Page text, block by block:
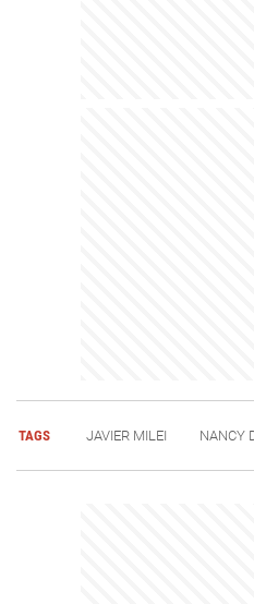
TAGS JAVIER MILEI NANCY